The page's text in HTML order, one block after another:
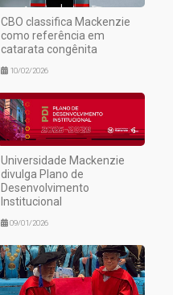
CBO classifica Mackenzie
como referência em
catarata congênita
10/02/2026
Universidade Mackenzie
divulga Plano de
Desenvolvimento
Institucional
09/01/2026